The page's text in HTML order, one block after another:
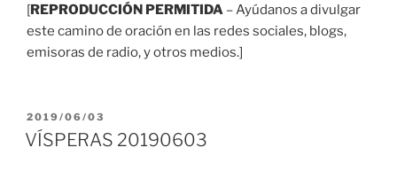
[REPRODUCCIÓN PERMITIDA – Ayúdanos a divulgar
este camino de oración en las redes sociales, blogs,
emisoras de radio, y otros medios.]
PUBLICADO
EL
2019/06/03
VÍSPERAS 20190603